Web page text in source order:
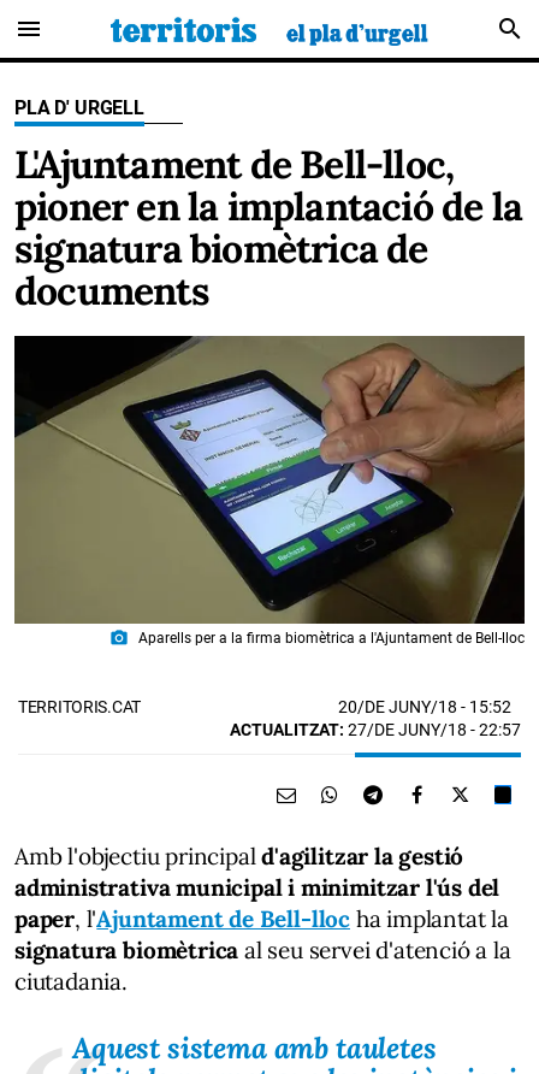
menu search
PLA D' URGELL
L'Ajuntament de Bell-lloc,
pioner en la implantació de la
signatura biomètrica de
documents
photo_camera Aparells per a la firma biomètrica a l'Ajuntament de Bell-lloc
TERRITORIS.CAT 20/DE JUNY/18 - 15:52
ACTUALITZAT: 27/DE JUNY/18 - 22:57
Amb l'objectiu principald'agilitzar la gestió
administrativa municipal i minimitzar l'ús del
paper, l'Ajuntament de Bell-llocha implantat la
signatura biomètrica al seu servei d'atenció a la
ciutadania.
Aquest sistema amb tauletes